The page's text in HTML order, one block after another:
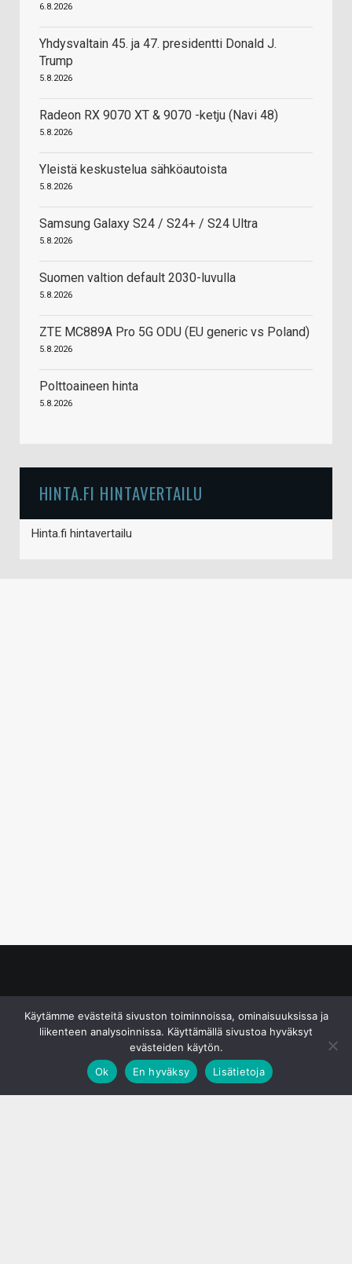
6.8.2026
Yhdysvaltain 45. ja 47. presidentti Donald J.
Trump
5.8.2026
Radeon RX 9070 XT & 9070 -ketju (Navi 48)
5.8.2026
Yleistä keskustelua sähköautoista
5.8.2026
Samsung Galaxy S24 / S24+ / S24 Ultra
5.8.2026
Suomen valtion default 2030-luvulla
5.8.2026
ZTE MC889A Pro 5G ODU (EU generic vs Poland)
5.8.2026
Polttoaineen hinta
5.8.2026
HINTA.FI HINTAVERTAILU
Hinta.fi hintavertailu
Käytämme evästeitä sivuston toiminnoissa, ominaisuuksissa ja
liikenteen analysoinnissa. Käyttämällä sivustoa hyväksyt
evästeiden käytön.
Ok
En hyväksy Lisätietoja